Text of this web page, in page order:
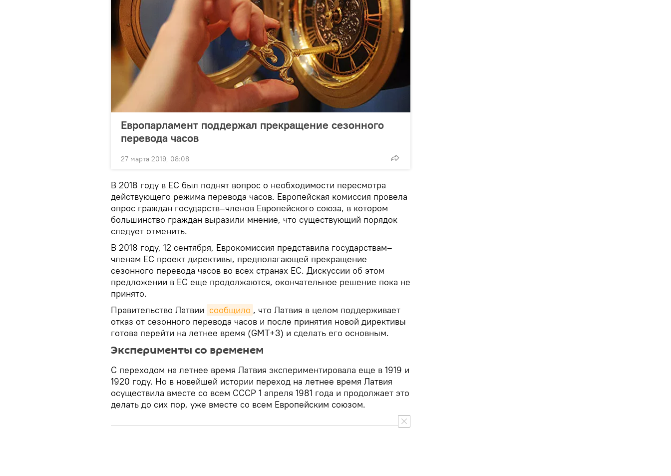
Европарламент поддержал прекращение сезонного
перевода часов
27 марта 2019, 08:08
В 2018 году в ЕС был поднят вопрос о необходимости пересмотра
действующего режима перевода часов. Европейская комиссия провела
опрос граждан государств–членов Европейского союза, в котором
большинство граждан выразили мнение, что существующий порядок
следует отменить.
В 2018 году, 12 сентября, Еврокомиссия представила государствам–
членам ЕС проект директивы, предполагающей прекращение
сезонного перевода часов во всех странах ЕС. Дискуссии об этом
предложении в ЕС еще продолжаются, окончательное решение пока не
принято.
Правительство Латвии сообщило , что Латвия в целом поддерживает
отказ от сезонного перевода часов и после принятия новой директивы
готова перейти на летнее время (GMT+3) и сделать его основным.
Эксперименты со временем
С переходом на летнее время Латвия экспериментировала еще в 1919 и
1920 году. Но в новейшей истории переход на летнее время Латвия
осуществила вместе со всем СССР 1 апреля 1981 года и продолжает это
делать до сих пор, уже вместе со всем Европейским союзом.